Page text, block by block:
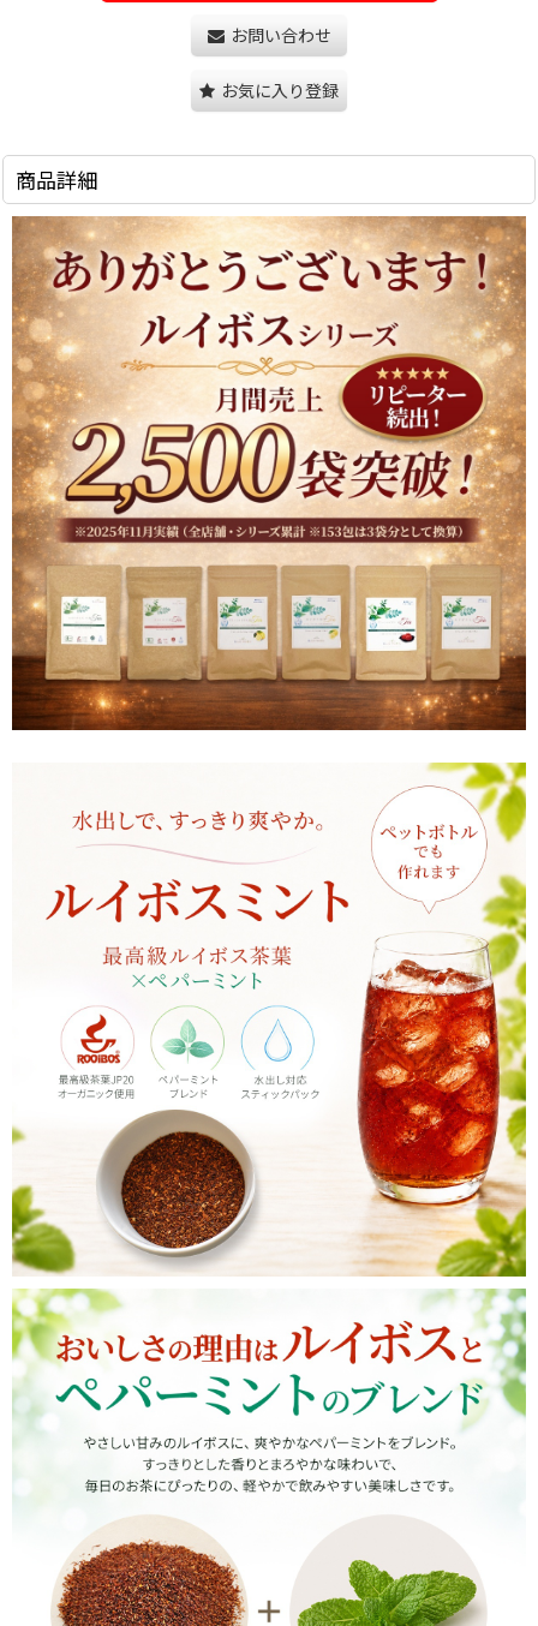
お問い合わせ
お気に入り登録
商品詳細